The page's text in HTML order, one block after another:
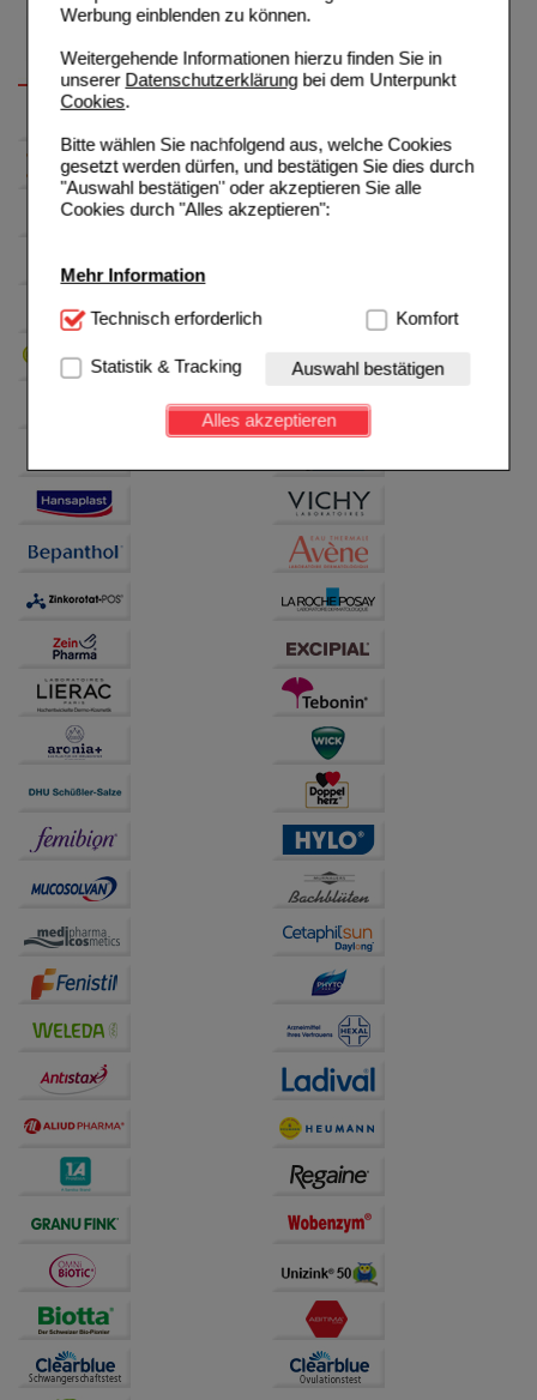
Werbung einblenden zu können.
Weitergehende Informationen hierzu finden Sie in
unserer Datenschutzerklärungbei dem Unterpunkt
Cookies.
Bitte wählen Sie nachfolgend aus, welche Cookies
gesetzt werden dürfen, und bestätigen Sie dies durch
"Auswahl bestätigen" oder akzeptieren Sie alle
Cookies durch "Alles akzeptieren":
Mehr Information
Technisch Notwendig:Hierbei handelt es sich um
Website notwendig sind (z.B. Navigation, Warenkorb,
Kundenkonto), weshalb auf diese nicht verzichtet
werden kann.
Einkaufserlebnis noch ansprechender zu gestalten,
beispielsweise für die Wiedererkennung des
Besuchers oder unsere Seite an bevorzugte
Verhaltensweisen (z.B. Spracheinstellung)
anzupassen. Komfort-Cookies ermöglichen es uns
anzuzeigen und unser Partnerprogramm zu
Statistik & Tracking:
Informationen über die Art und Weise der Nutzung
unserer Website sammeln, mit deren Hilfe wir unsere
Website weiter für Sie optimieren können, den Inhalt
auf unserer Website aber auch die Werbung auf
Drittseiten möglichst relevant für Sie zu gestalten.
Bitte beachten Sie, dass Daten hierfür teilweise an
Dritte wie z.B. Google oder soziale Medien
übertragen werden.
Technisch erforderlich Komfort
Statistik & Tracking Auswahl bestätigen
Alles akzeptieren